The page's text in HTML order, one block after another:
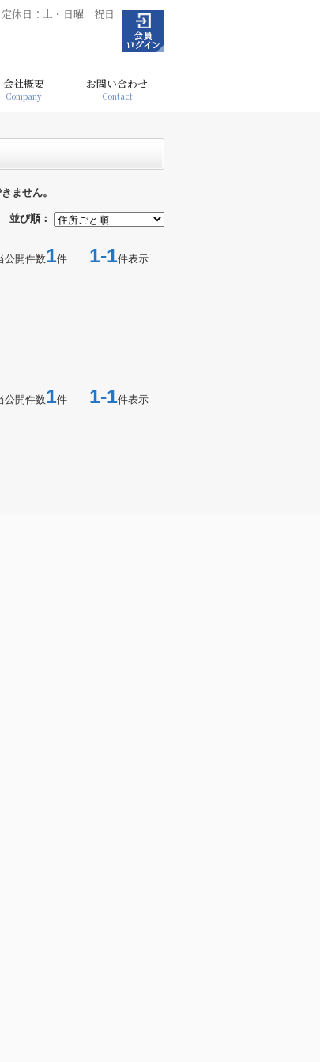
休日：土・日曜 祝日
会社概要
Company
お問い合わせ
Contact
ません。
並び順：
公開件数1件 1-1件表示
公開件数1件 1-1件表示